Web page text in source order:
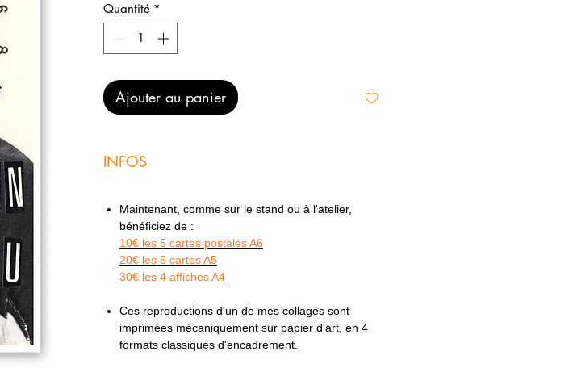
Quantité *
Ajouter au panier
INFOS
Maintenant, comme sur le stand ou à l'atelier,
bénéficiez de :
10€ les 5 cartes postales A6
20€ les 5 cartes A5
30€ les 4 affiches A4
Ces reproductions d'un de mes collages sont
imprimées mécaniquement sur papier d'art, en 4
formats classiques d'encadrement.